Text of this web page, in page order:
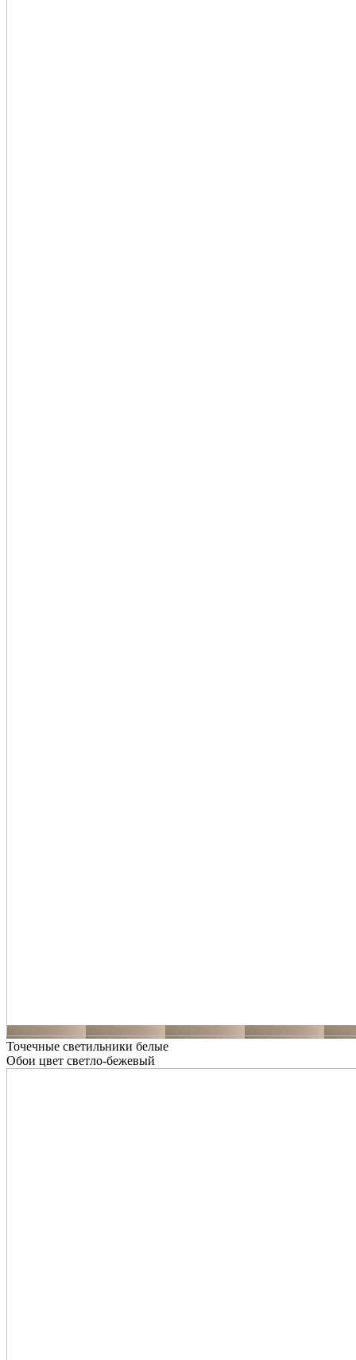
Точечные светильники белые
Обои цвет светло-бежевый